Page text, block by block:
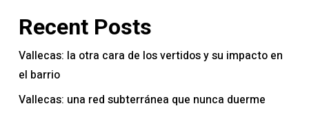
Recent Posts
Vallecas: la otra cara de los vertidos y su impacto en
el barrio
Vallecas: una red subterránea que nunca duerme